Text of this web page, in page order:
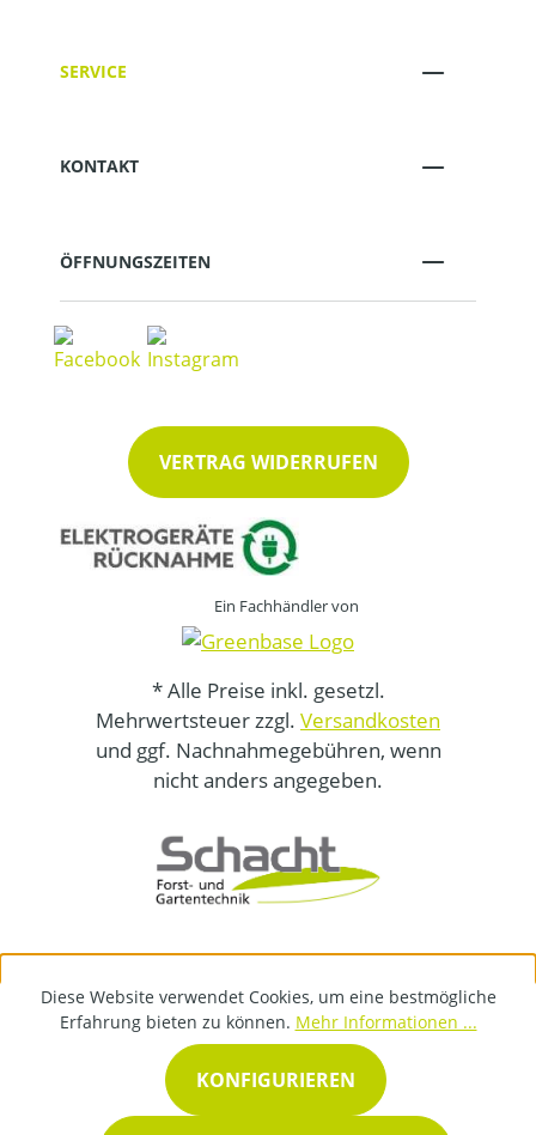
SERVICE
KONTAKT
ÖFFNUNGSZEITEN
VERTRAG WIDERRUFEN
Ein Fachhändler von
* Alle Preise inkl. gesetzl.
Mehrwertsteuer zzgl. Versandkosten
und ggf. Nachnahmegebühren, wenn
nicht anders angegeben.
Diese Website verwendet Cookies, um eine bestmögliche
Erfahrung bieten zu können. Mehr Informationen ...
KONFIGURIEREN